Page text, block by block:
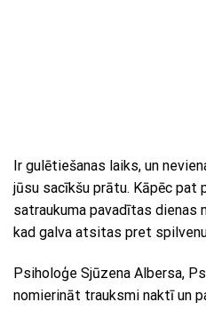
Ir gulētiešanas laiks, un
jūsu sacīkšu prātu. Kāpēc pat
satraukuma pavadītas
kad galva atsitas pret
Psiholoģe Sjūzena Albersa,
nomierināt trauksmi naktī un